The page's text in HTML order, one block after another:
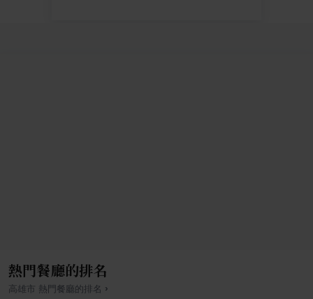
熱門餐廳的排名
高雄市 熱門餐廳的排名 ›